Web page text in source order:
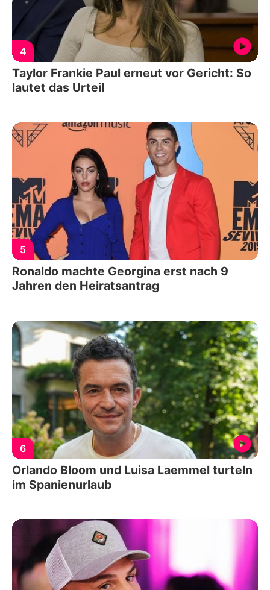
4
Taylor Frankie Paul erneut vor Gericht: So
lautet das Urteil
5
Ronaldo machte Georgina erst nach 9
Jahren den Heiratsantrag
6
Orlando Bloom und Luisa Laemmel turteln
im Spanienurlaub